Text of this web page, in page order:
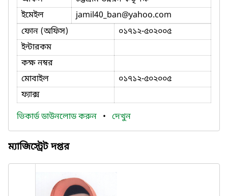
ইমেইল
jamil40_ban@yahoo.com
ফোন (অফিস)
০১৭১২-৫০২০০৫
ইন্টারকম
কক্ষ নম্বর
মোবাইল
০১৭১২-৫০২০০৫
ফ্যাক্স
ভিকার্ড ডাউনলোড করুন • দেখুন
ম্যাজিস্ট্রেট দপ্তর